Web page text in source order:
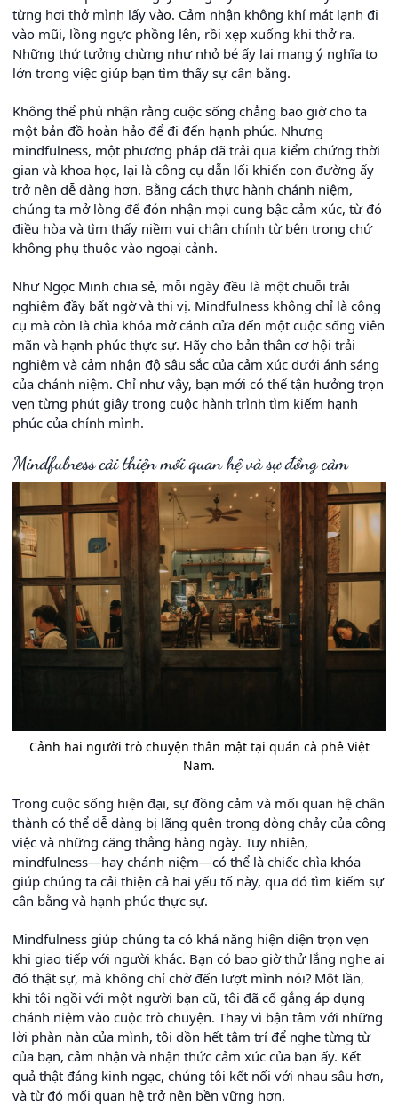
từng hơi thở mình lấy vào. Cảm nhận không khí mát lạnh đi
vào mũi, lồng ngực phồng lên, rồi xẹp xuống khi thở ra.
Những thứ tưởng chừng như nhỏ bé ấy lại mang ý nghĩa to
lớn trong việc giúp bạn tìm thấy sự cân bằng.
Không thể phủ nhận rằng cuộc sống chẳng bao giờ cho ta
một bản đồ hoàn hảo để đi đến hạnh phúc. Nhưng
mindfulness, một phương pháp đã trải qua kiểm chứng thời
gian và khoa học, lại là công cụ dẫn lối khiến con đường ấy
trở nên dễ dàng hơn. Bằng cách thực hành chánh niệm,
chúng ta mở lòng để đón nhận mọi cung bậc cảm xúc, từ đó
điều hòa và tìm thấy niềm vui chân chính từ bên trong chứ
không phụ thuộc vào ngoại cảnh.
Như Ngọc Minh chia sẻ, mỗi ngày đều là một chuỗi trải
nghiệm đầy bất ngờ và thi vị. Mindfulness không chỉ là công
cụ mà còn là chìa khóa mở cánh cửa đến một cuộc sống viên
mãn và hạnh phúc thực sự. Hãy cho bản thân cơ hội trải
nghiệm và cảm nhận độ sâu sắc của cảm xúc dưới ánh sáng
của chánh niệm. Chỉ như vậy, bạn mới có thể tận hưởng trọn
vẹn từng phút giây trong cuộc hành trình tìm kiếm hạnh
phúc của chính mình.
Mindfulness cải thiện mối quan hệ và sự đồng cảm
Cảnh hai người trò chuyện thân mật tại quán cà phê Việt
Nam.
Trong cuộc sống hiện đại, sự đồng cảm và mối quan hệ chân
thành có thể dễ dàng bị lãng quên trong dòng chảy của công
việc và những căng thẳng hàng ngày. Tuy nhiên,
mindfulness—hay chánh niệm—có thể là chiếc chìa khóa
giúp chúng ta cải thiện cả hai yếu tố này, qua đó tìm kiếm sự
cân bằng và hạnh phúc thực sự.
Mindfulness giúp chúng ta có khả năng hiện diện trọn vẹn
khi giao tiếp với người khác. Bạn có bao giờ thử lắng nghe ai
đó thật sự, mà không chỉ chờ đến lượt mình nói? Một lần,
khi tôi ngồi với một người bạn cũ, tôi đã cố gắng áp dụng
chánh niệm vào cuộc trò chuyện. Thay vì bận tâm với những
lời phàn nàn của mình, tôi dồn hết tâm trí để nghe từng từ
của bạn, cảm nhận và nhận thức cảm xúc của bạn ấy. Kết
quả thật đáng kinh ngạc, chúng tôi kết nối với nhau sâu hơn,
và từ đó mối quan hệ trở nên bền vững hơn.